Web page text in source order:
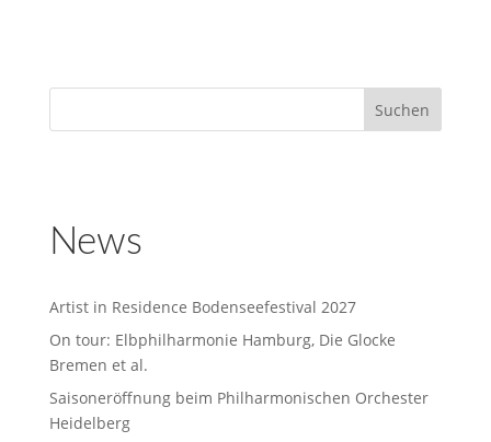
News
Artist in Residence Bodenseefestival 2027
On tour: Elbphilharmonie Hamburg, Die Glocke
Bremen et al.
Saisoneröffnung beim Philharmonischen Orchester
Heidelberg